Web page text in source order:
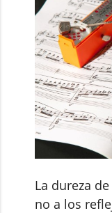
La dureza
no a los